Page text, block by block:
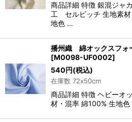
商品詳細 特徴 銀混ジャ
工 セルビッチ 生地素
地色 …
播州織 綿オックスフ
[M0098-UF0002]
540円(税込)
在庫数 72x50cm
商品詳細 特徴 ヘビーオ
材・混率 綿100% 生地